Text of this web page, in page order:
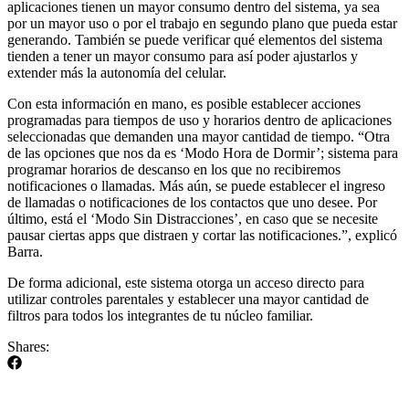
aplicaciones tienen un mayor consumo dentro del sistema, ya sea
por un mayor uso o por el trabajo en segundo plano que pueda estar
generando. También se puede verificar qué elementos del sistema
tienden a tener un mayor consumo para así poder ajustarlos y
extender más la autonomía del celular.
Con esta información en mano, es posible establecer acciones
programadas para tiempos de uso y horarios dentro de aplicaciones
seleccionadas que demanden una mayor cantidad de tiempo. “Otra
de las opciones que nos da es ‘Modo Hora de Dormir’; sistema para
programar horarios de descanso en los que no recibiremos
notificaciones o llamadas. Más aún, se puede establecer el ingreso
de llamadas o notificaciones de los contactos que uno desee. Por
último, está el ‘Modo Sin Distracciones’, en caso que se necesite
pausar ciertas apps que distraen y cortar las notificaciones.”, explicó
Barra.
De forma adicional, este sistema otorga un acceso directo para
utilizar controles parentales y establecer una mayor cantidad de
filtros para todos los integrantes de tu núcleo familiar.
Shares: